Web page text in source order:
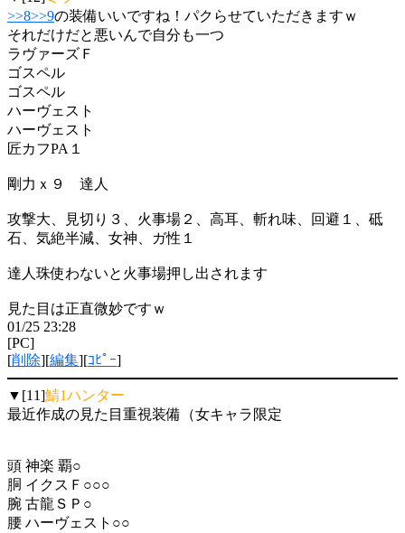
>>8>>9の装備いいですね！パクらせていただきますｗ
それだけだと悪いんで自分も一つ
ラヴァーズＦ
ゴスペル
ゴスペル
ハーヴェスト
ハーヴェスト
匠カフPA１
剛力ｘ９ 達人
攻撃大、見切り３、火事場２、高耳、斬れ味、回避１、砥
石、気絶半減、女神、ガ性１
達人珠使わないと火事場押し出されます
見た目は正直微妙ですｗ
01/25 23:28
[PC]
[削除][編集][ｺﾋﾟｰ]
▼[11]鯖1ハンター
最近作成の見た目重視装備（女キャラ限定
頭 神楽 覇○
胴 イクスＦ○○○
腕 古龍ＳＰ○
腰 ハーヴェスト○○